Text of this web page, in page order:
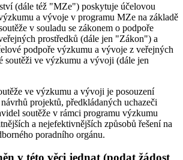
(dále též "MZe") poskytuje účelovou
a vývoje v programu MZe na základě
v souladu se zákonem o podpoře
prostředků (dále jen "Zákon") a
podpoře výzkumu a vývoje z veřejných
soutěži ve výzkumu a vývoji (dále jen
ve výzkumu a vývoji je posouzení
projektů, předkládaných uchazeči
soutěže v rámci programu výzkumu
a nejefektivnějších způsobů řešení na
poradního orgánu.